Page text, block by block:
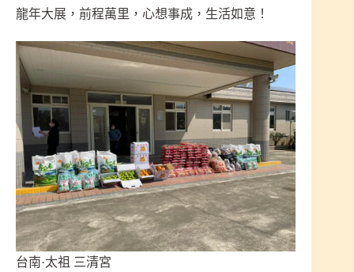
龍年大展，前程萬里，心想事成，生活如意！
台南·太祖 三清宮